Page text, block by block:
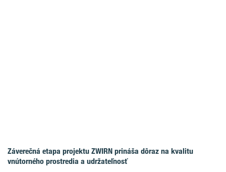
Záverečná etapa projektu ZWIRN prináša dôraz na kvalitu
vnútorného prostredia a udržateľnosť